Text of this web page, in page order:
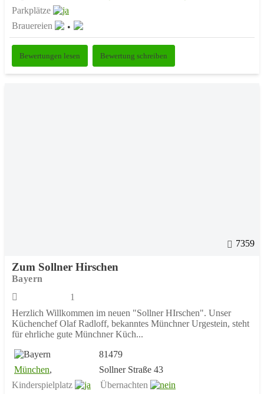
Parkplätze
Brauereien
Bewertungen lesen Bewertung schreiben
7359
Zum Sollner Hirschen
Bayern
1
Herzlich Willkommen im neuen "Sollner HIrschen". Unser
Küchenchef Olaf Radloff, bekanntes Münchner Urgestein, steht
für ehrliche gute Münchner Küch...
81479
München,
Sollner Straße 43
Kinderspielplatz
Übernachten